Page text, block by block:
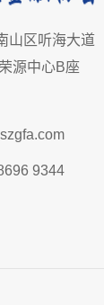
山区听海大道
源中心B座
9344